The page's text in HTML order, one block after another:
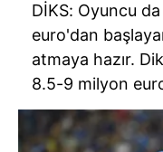
DİKS: Oyuncu
euro'dan
atmaya hazır.
8.5-9 milyon